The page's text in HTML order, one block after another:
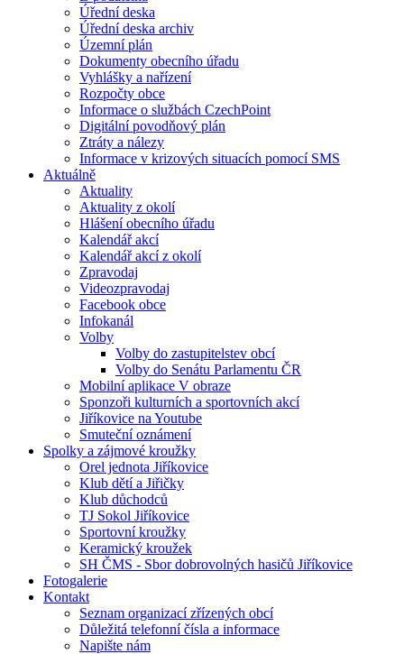
Úřední deska
Úřední deska archiv
Územní plán
Dokumenty obecního úřadu
Vyhlášky a nařízení
Rozpočty obce
Informace o službách CzechPoint
Digitální povodňový plán
Ztráty a nálezy
Informace v krizových situacích pomocí SMS
Aktuálně
Aktuality
Aktuality z okolí
Hlášení obecního úřadu
Kalendář akcí
Kalendář akcí z okolí
Zpravodaj
Videozpravodaj
Facebook obce
Infokanál
Volby
Volby do zastupitelstev obcí
Volby do Senátu Parlamentu ČR
Mobilní aplikace V obraze
Sponzoři kulturních a sportovních akcí
Jiříkovice na Youtube
Smuteční oznámení
Spolky a zájmové kroužky
Orel jednota Jiříkovice
Klub dětí a Jiřičky
Klub důchodců
TJ Sokol Jiříkovice
Sportovní kroužky
Keramický kroužek
SH ČMS - Sbor dobrovolných hasičů Jiříkovice
Fotogalerie
Kontakt
Seznam organizací zřízených obcí
Důležitá telefonní čísla a informace
Napište nám